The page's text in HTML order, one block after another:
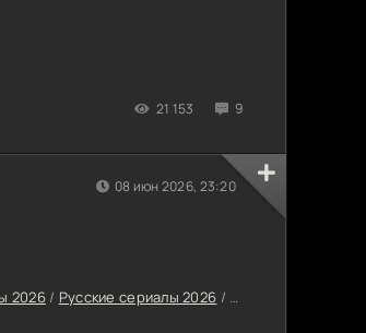
21 153 9
2026/ Русские сериалы 2026 / Новинки сериалов
08 июн 2026, 23:20